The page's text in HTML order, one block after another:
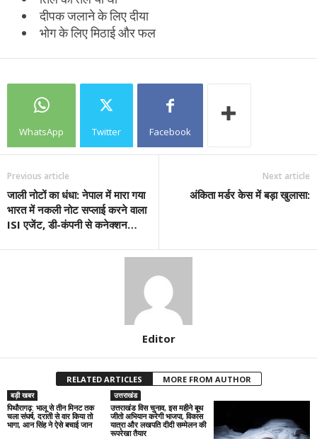
दीपक जलाने के लिए दीया
भोग के लिए मिठाई और फल
WhatsApp Twitter Facebook
Previous article
जाली नोटों का धंधा: नेपाल में मारा गया
भारत में नकली नोट सप्लाई करने वाला
ISI एजेंट, डी-कंपनी से कनेक्शन…
Next article
अंकिता मर्डर केस में बड़ा खुलासा:
Editor
RELATED ARTICLES MORE FROM AUTHOR
बड़ी खबर
पिथौरागढ़: भालू से तीन मिनट तक
चला संघर्ष, दराती से वार किया तो
भागा, आन सिंह ने ऐसे बचाई जान
उत्तराखंड
उत्तराखंड विस चुनाव, इस महीने बूथ
जीतो अभियान करेगी भाजपा, विकास
यात्रा और लखपति दीदी सम्मेलन की
रूपरेखा तैयार